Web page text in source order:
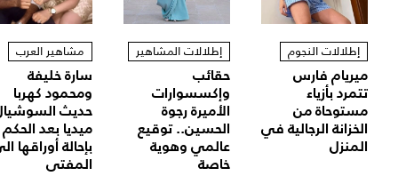
إطلالات النجوم
ميريام فارس
تتمرد بأزياء
مستوحاة من
الخزانة الرجالية في
المنزل
إطلالات المشاهير
حقائب
وإكسسوارات
الأميرة رجوة
الحسين.. توقيع
عالمي وهوية
خاصة
مشاهير العرب
سارة خليفة
ومحمود كهربا
حديث
ميديا بعد الحكم
بإحالة أوراقها
المفتي